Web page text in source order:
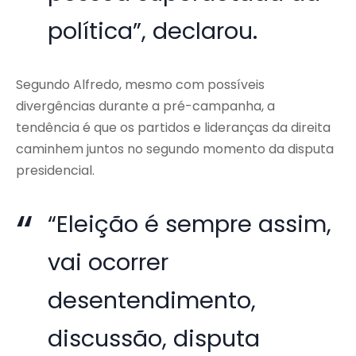
política”, declarou.
Segundo Alfredo, mesmo com possíveis
divergências durante a pré-campanha, a
tendência é que os partidos e lideranças da direita
caminhem juntos no segundo momento da disputa
presidencial.
“Eleição é sempre assim,
vai ocorrer
desentendimento,
discussão, disputa